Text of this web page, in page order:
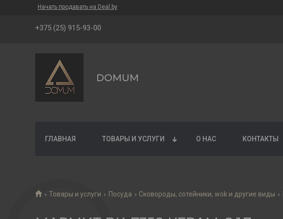
Начать продавать на Deal.by
+375 (25) 915-93-00
DOMUM
ГЛАВНАЯ ТОВАРЫ И УСЛУГИ О НАС КОНТАКТЫ
Товары и услуги Посуда Сковороды, сотейники, wok и другие виды